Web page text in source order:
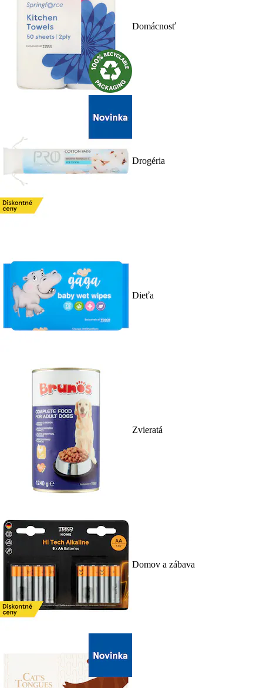
Domácnosť
Drogéria
Dieťa
Zvieratá
Domov a zábava